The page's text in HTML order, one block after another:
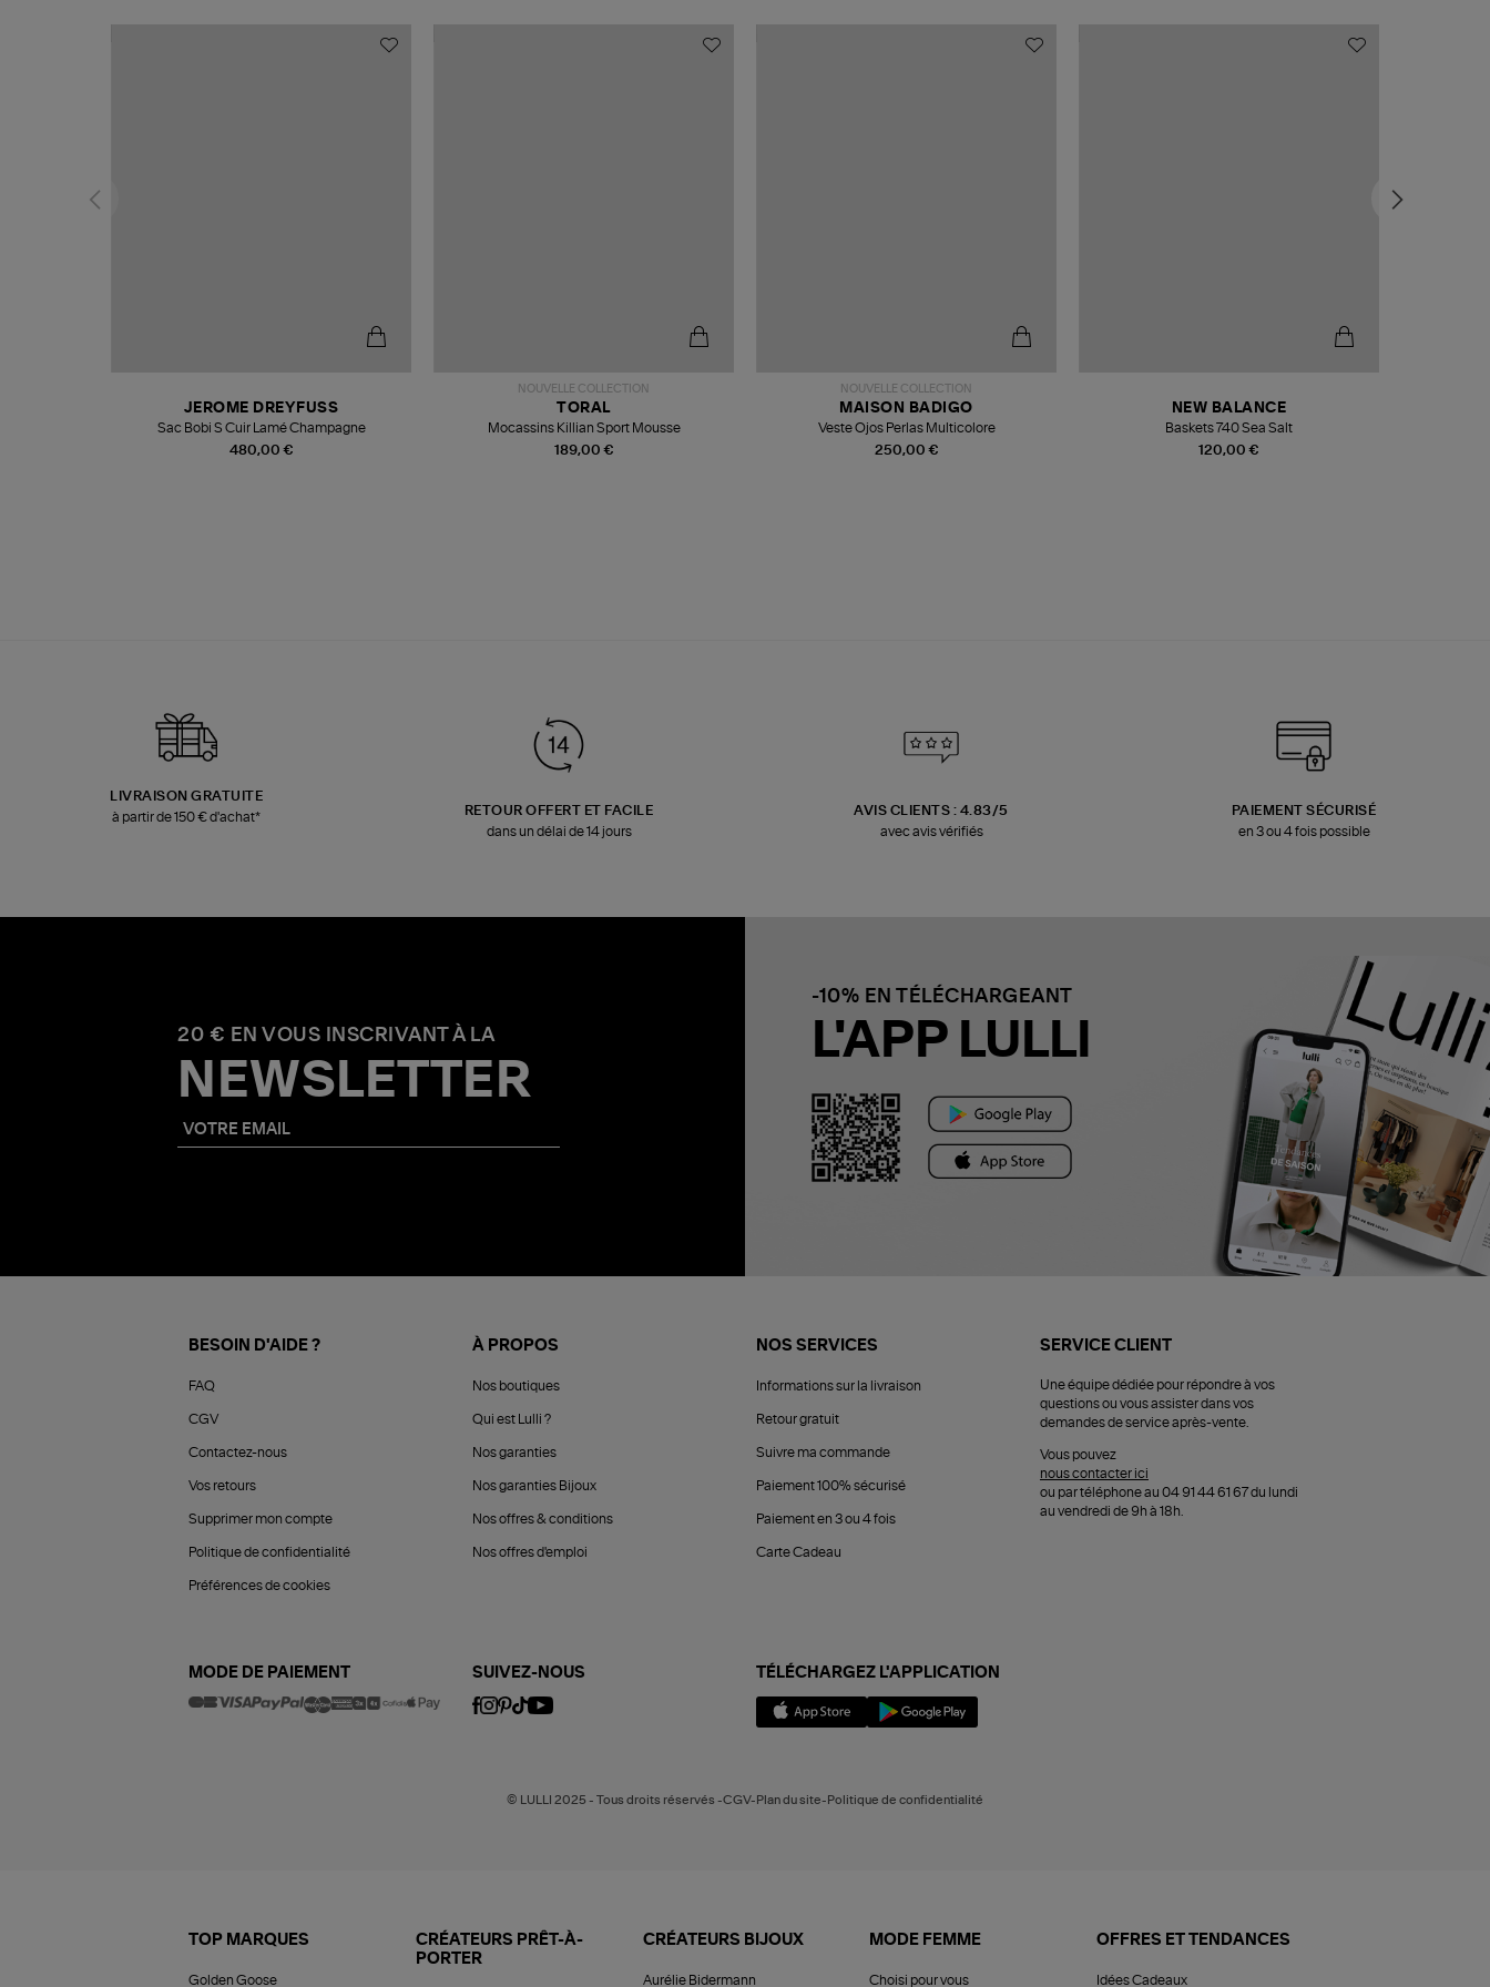
480,00 €
JEROME DREYFUSS
Sac Bobi S Cuir Lamé Champagne
NOUVELLE COLLECTION
189,00 €
TORAL
Mocassins Killian Sport Mousse
NOUVELLE COLLECTION
250,00 €
MAISON BADIGO
Veste Ojos Perlas Multicolore
120,00 €
NEW BALANCE
Baskets 740 Sea Salt
LIVRAISON GRATUITE
à partir de 150 € d'achat*
RETOUR OFFERT ET FACILE
dans un délai de 14 jours
AVIS CLIENTS : 4.83/5
avec avis vérifiés
PAIEMENT SÉCURISÉ
en 3 ou 4 fois possible
20 € EN VOUS INSCRIVANT À LA
NEWSLETTER
-10% EN TÉLÉCHARGEANT
L'APP LULLI
BESOIN D'AIDE ?
FAQ
CGV
Contactez-nous
Vos retours
Supprimer mon compte
Politique de confidentialité
Préférences de cookies
À PROPOS
Nos boutiques
Qui est Lulli ?
Nos garanties
Nos garanties Bijoux
Nos offres & conditions
Nos offres d'emploi
NOS SERVICES
Informations sur la livraison
Retour gratuit
Suivre ma commande
Paiement 100% sécurisé
Paiement en 3 ou 4 fois
Carte Cadeau
SERVICE CLIENT
Une équipe dédiée pour répondre à vos
questions ou vous assister dans vos
demandes de service après-vente.
Vous pouvez
nous contacter ici
ou par téléphone au 04 91 44 61 67 du lundi
au vendredi de 9h à 18h.
MODE DE PAIEMENT SUIVEZ-NOUS TÉLÉCHARGEZ L'APPLICATION
© LULLI 2025 - Tous droits réservés -CGV-Plan du site-Politique de confidentialité
TOP MARQUES
Golden Goose
CRÉATEURS PRÊT-À-
PORTER
CRÉATEURS BIJOUX
Aurélie Bidermann
MODE FEMME
Choisi pour vous
OFFRES ET TENDANCES
Idées Cadeaux